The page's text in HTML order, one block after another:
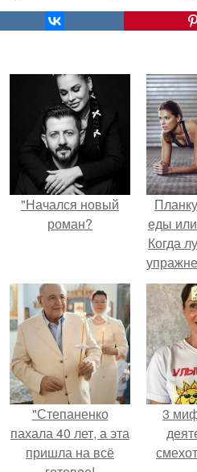
"Начался новый
роман?
еды
Когда
утром
"Степаненко
пахала 40 лет, а эта
пришла на всё
3